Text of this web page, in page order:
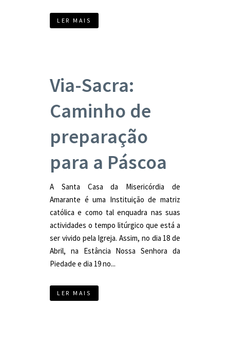
LER MAIS
Via-Sacra:
Caminho de
preparação
para a Páscoa
A Santa Casa da Misericórdia de
Amarante é uma Instituição de matriz
católica e como tal enquadra nas suas
actividades o tempo litúrgico que está a
ser vivido pela Igreja. Assim, no dia 18 de
Abril, na Estância Nossa Senhora da
Piedade e dia 19 no...
LER MAIS